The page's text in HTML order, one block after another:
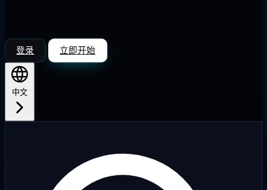
登录 立即开始
中文